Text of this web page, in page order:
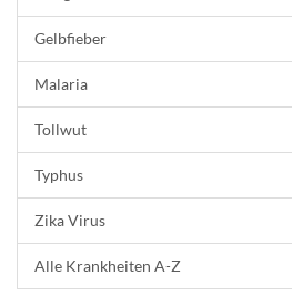
Gelbfieber
Malaria
Tollwut
Typhus
Zika Virus
Alle Krankheiten A-Z